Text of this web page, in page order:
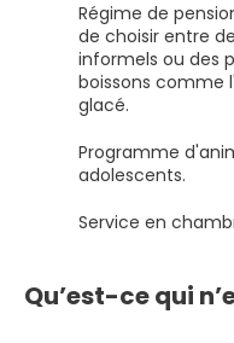
Régime de
de choisir entre
informels ou des
boissons comme
glacé.
Programme
adolescents.
Service en
Qu’est-ce qui